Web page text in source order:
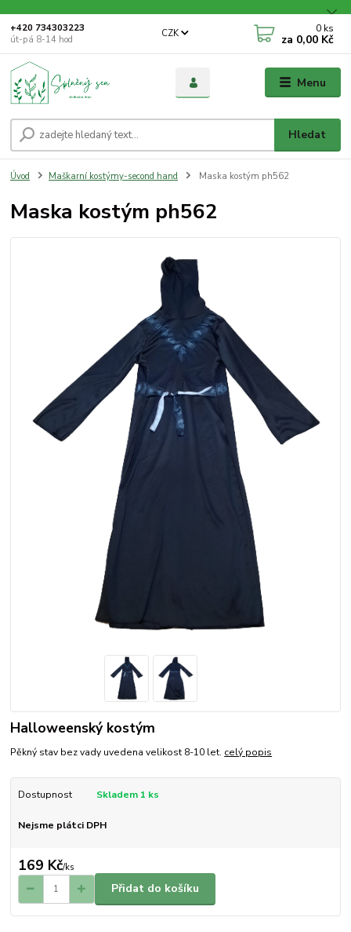
Menu
CZK
Hledat
+420 734303223
út-pá 8-14 hod
0 ks
za 0,00 Kč
Úvod Maškarní kostýmy-second hand Maska kostým ph562
Maska kostým ph562
Halloweenský kostým
Pěkný stav bez vady uvedena velikost 8-10 let. celý popis
Dostupnost Skladem 1 ks
Nejsme plátci DPH
169 Kč/ks
Přidat do košíku